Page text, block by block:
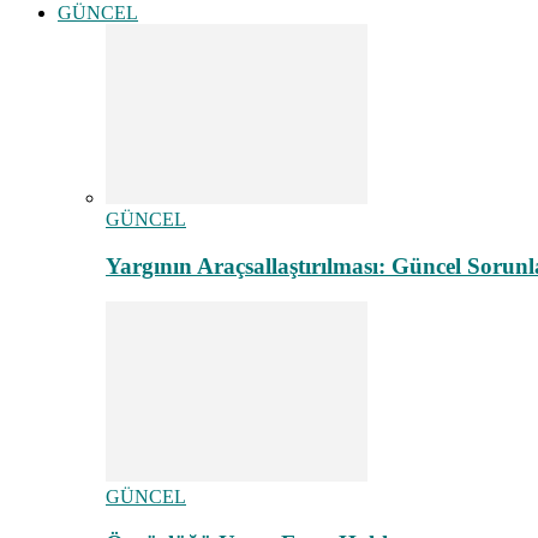
GÜNCEL
GÜNCEL
Yargının Araçsallaştırılması: Güncel
GÜNCEL